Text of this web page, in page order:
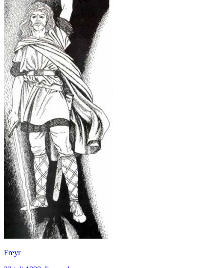
Freyr